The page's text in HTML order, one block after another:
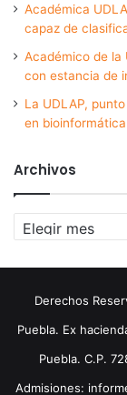
Académica
capaz de
Académico de la
con estancia de
La UDLAP,
en
Archivos
Archivos
Derechos
Puebla. Ex
Puebla. C.P.
Admisiones: